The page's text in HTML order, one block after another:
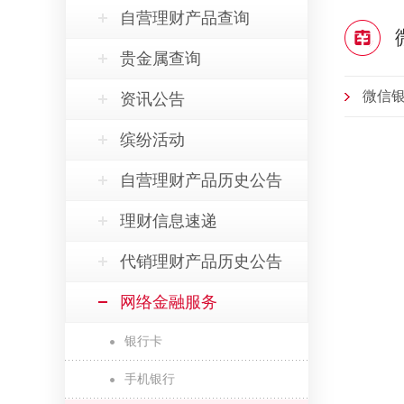
自营理财产品查询
贵金属查询
资讯公告
缤纷活动
自营理财产品历史公告
理财信息速递
代销理财产品历史公告
网络金融服务
银行卡
手机银行
微信